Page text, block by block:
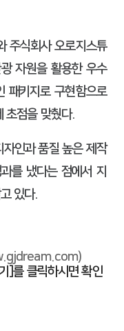
주식회사 오로지스튜
자원을 활용한 우수
패키지로 구현함으로
초점을 맞췄다.
인과 품질 높은 제작
를 냈다는 점에서 지
있다.
]를 클릭하시면 확인